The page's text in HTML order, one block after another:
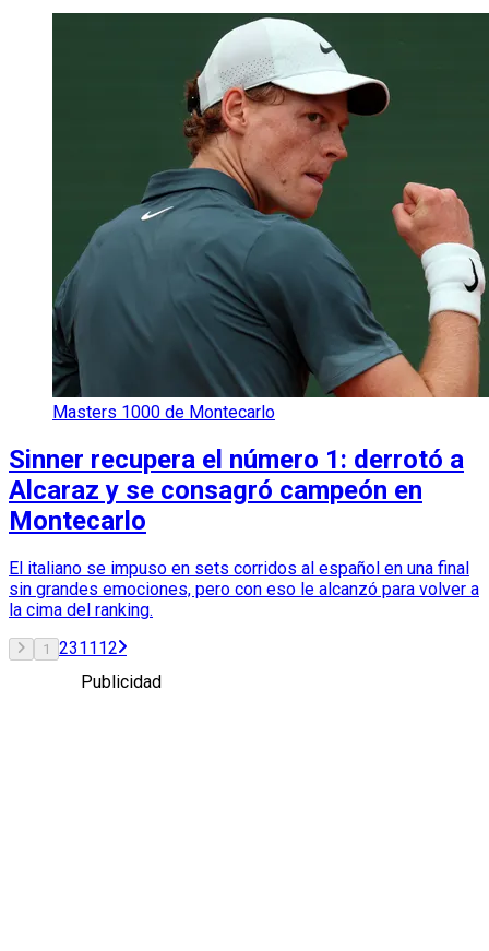
Masters 1000 de Montecarlo
Sinner recupera el número 1: derrotó a
Alcaraz y se consagró campeón en
Montecarlo
El italiano se impuso en sets corridos al español en una final
sin grandes emociones, pero con eso le alcanzó para volver a
la cima del ranking.
1 231112
Publicidad